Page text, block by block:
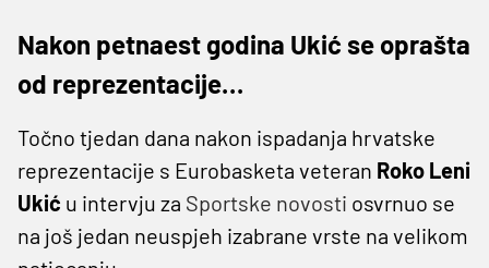
Nakon petnaest godina Ukić se oprašta
od reprezentacije…
Točno tjedan dana nakon ispadanja hrvatske
reprezentacije s Eurobasketa veteran Roko Leni
Ukić u intervju za Sportske novosti osvrnuo se
na još jedan neuspjeh izabrane vrste na velikom